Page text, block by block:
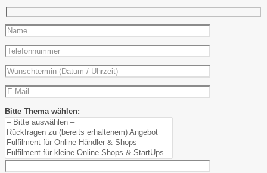
Bitte Thema wählen: